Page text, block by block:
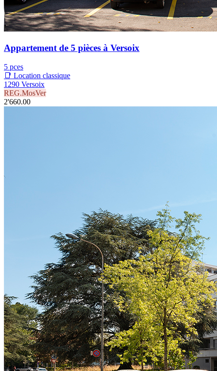
Appartement de 5 pièces à Versoix
5 pces
📑 Location classique
1290 Versoix
REG.MosVer
2'660.00